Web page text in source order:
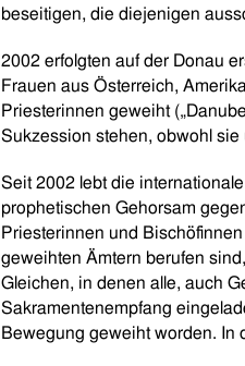
beseitigen, die diejenigen
2002 erfolgten auf der Donau
Frauen aus Österreich,
Priesterinnen geweiht
Sukzession stehen, obwohl sie
Seit 2002 lebt die
prophetischen Gehorsam
Priesterinnen und
geweihten Ämtern berufen
Gleichen, in denen alle, auch
Sakramentenempfang
Bewegung geweiht worden. In